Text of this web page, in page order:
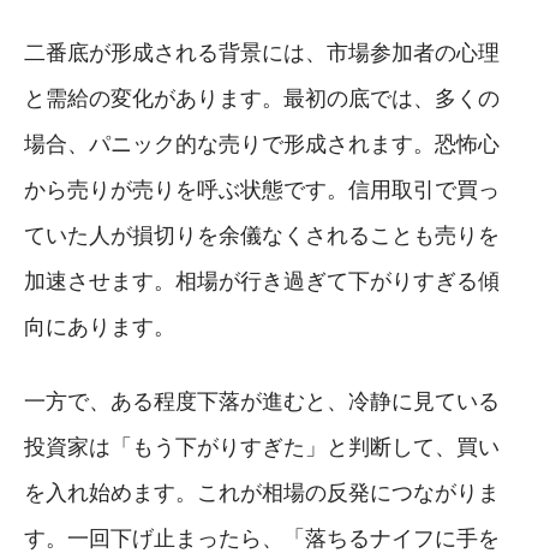
二番底が形成される背景には、市場参加者の心理
と需給の変化があります。最初の底では、多くの
場合、パニック的な売りで形成されます。恐怖心
から売りが売りを呼ぶ状態です。信用取引で買っ
ていた人が損切りを余儀なくされることも売りを
加速させます。相場が行き過ぎて下がりすぎる傾
向にあります。
一方で、ある程度下落が進むと、冷静に見ている
投資家は「もう下がりすぎた」と判断して、買い
を入れ始めます。これが相場の反発につながりま
す。一回下げ止まったら、「落ちるナイフに手を